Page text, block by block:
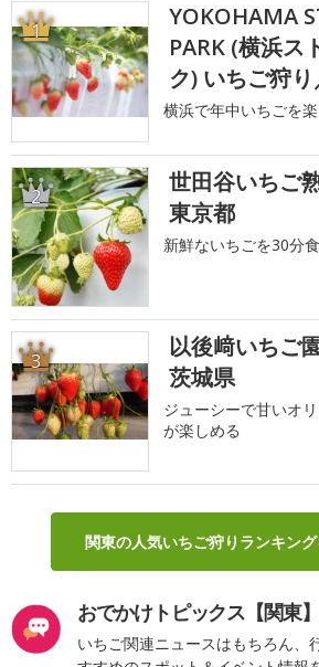
1
YOKOHAMA
PARK (横浜ス
ク) いちご狩
横浜で年中いちごを
2
世田谷いちご
東京都
新鮮ないちごを30分
3
以後﨑いちご
茨城県
ジューシーで甘いオ
が楽しめる
関東の人気いちご狩りランキン
おでかけトピックス【関東】
いちご関連ニュースはもちろん、